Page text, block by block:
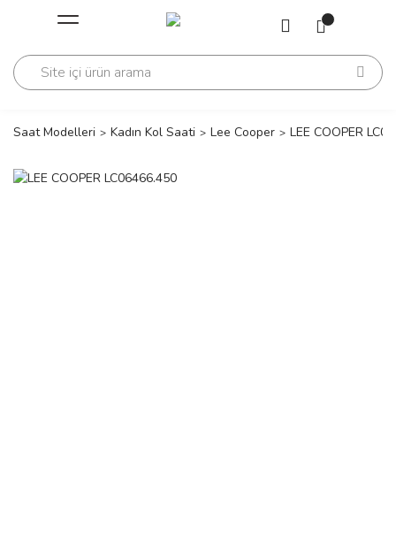
Geri Dön
Geri Dön
Saat Modelleri Kadın Kol Saati Lee Cooper LEE COOPER